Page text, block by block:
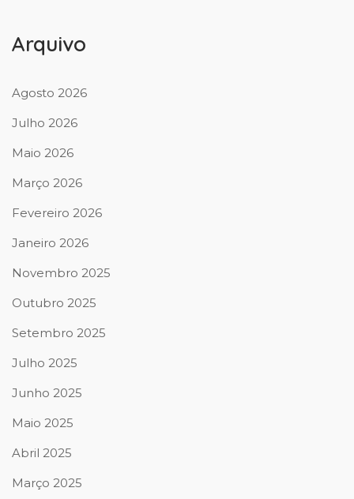
Arquivo
Agosto 2026
Julho 2026
Maio 2026
Março 2026
Fevereiro 2026
Janeiro 2026
Novembro 2025
Outubro 2025
Setembro 2025
Julho 2025
Junho 2025
Maio 2025
Abril 2025
Março 2025